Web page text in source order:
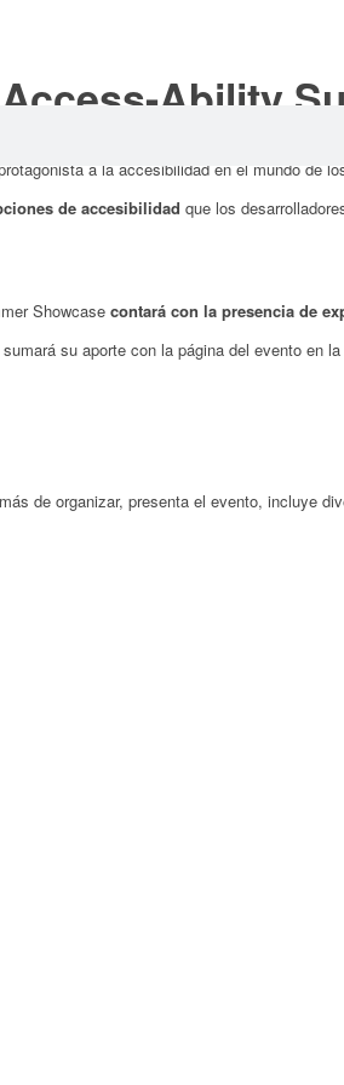
Ability
a la accesibilidad en el mundo de
de accesibilidad que los
Showcase contará con la presencia de
su aporte con la página del evento en
de organizar, presenta el evento, incluye